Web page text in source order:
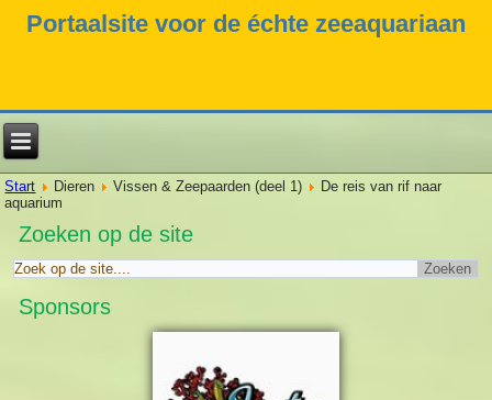
Portaalsite voor de échte zeeaquariaan
Start Dieren Vissen & Zeepaarden (deel 1)
De reis van rif naar
aquarium
Zoeken op de site
Sponsors